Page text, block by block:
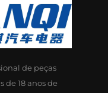
de peças
de 18 anos de